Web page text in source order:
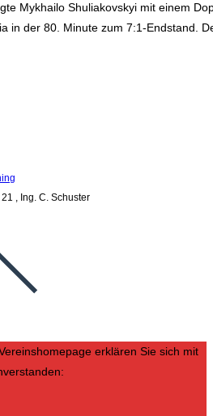
Mykhailo Shuliakovskyi mit einem
in der 80. Minute zum 7:1-Endstand.
, Ing. C. Schuster
erklären Sie sich mit